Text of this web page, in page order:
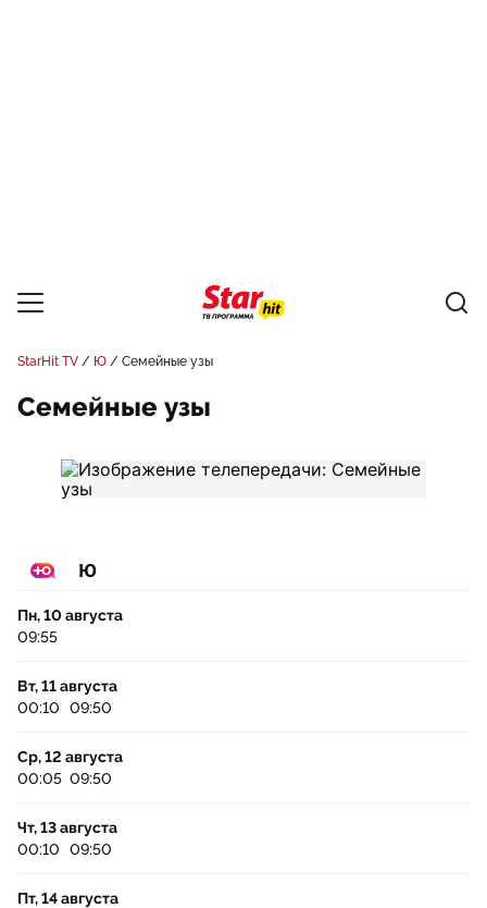
StarHit TV Ю Семейные узы
Семейные узы
Ю
Пн, 10 августа
09:55
Вт, 11 августа
00:10
09:50
Ср, 12 августа
00:05 09:50
Чт, 13 августа
00:10
09:50
Пт, 14 августа